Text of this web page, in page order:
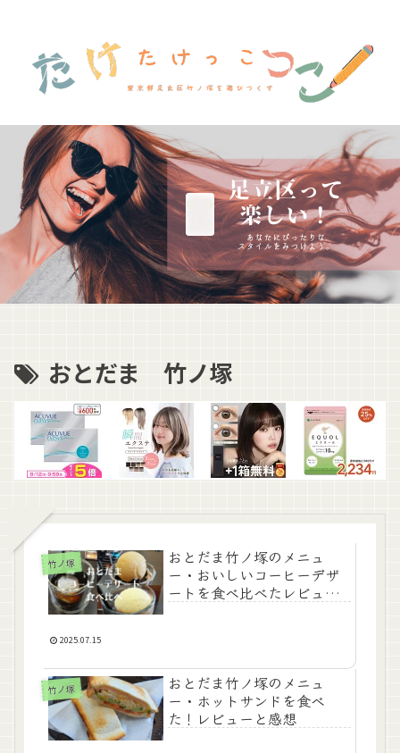
おとだま 竹ノ塚
竹ノ塚
おとだま竹ノ塚のメニュ
ー・おいしいコーヒーデザ
ートを食べ比べたレビュー
2025.07.15
竹ノ塚
おとだま竹ノ塚のメニュ
ー・ホットサンドを食べ
た！レビューと感想